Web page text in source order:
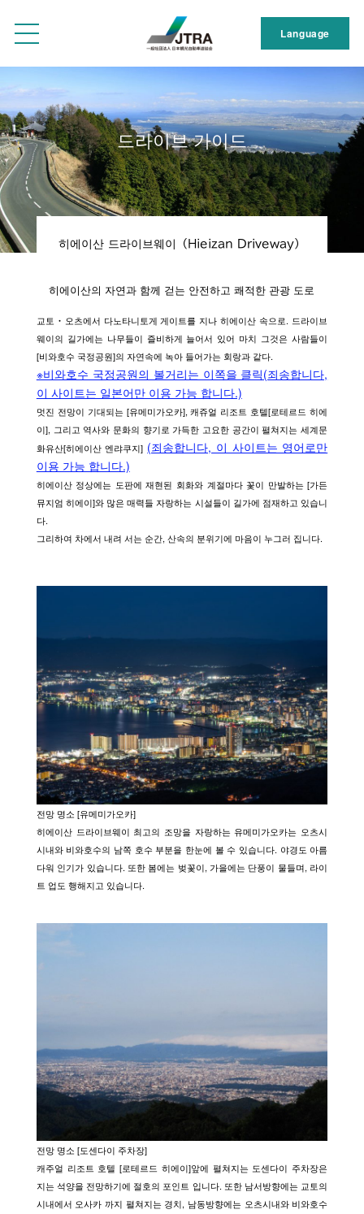
Language
드라이브 가이드
히에이산 드라이브웨이（Hieizan Driveway）
히에이산의 자연과 함께 걷는 안전하고 쾌적한 관광 도로
교토・오츠에서 다노타니토게 게이트를 지나 히에이산 속으로. 드라이브
웨이의 길가에는 나무들이 즐비하게 늘어서 있어 마치 그것은 사람들이
[비와호수 국정공원]의 자연속에 녹아 들어가는 회랑과 같다.
※비와호수 국정공원의 볼거리는 이쪽을 클릭(죄송합니다,
이 사이트는 일본어만 이용 가능 합니다.)
멋진 전망이 기대되는 [유메미가오카], 캐쥬얼 리조트 호텔[로테르드 히에
이], 그리고 역사와 문화의 향기로 가득한 고요한 공간이 펼쳐지는 세계문
화유산[히에이산 엔랴쿠지] (죄송합니다, 이 사이트는 영어로만
이용 가능 합니다.)
히에이산 정상에는 도판에 재현된 회화와 계절마다 꽃이 만발하는 [가든
뮤지엄 히에이]와 많은 매력들 자랑하는 시설들이 길가에 점재하고 있습니
다.
그리하여 차에서 내려 서는 순간, 산속의 분위기에 마음이 누그러 집니다.
전망 명소 [유메미가오카]
히에이산 드라이브웨이 최고의 조망을 자랑하는 유메미가오카는 오츠시
시내와 비와호수의 남쪽 호수 부분을 한눈에 볼 수 있습니다. 야경도 아름
다워 인기가 있습니다. 또한 봄에는 벚꽃이, 가을에는 단풍이 물들며, 라이
트 업도 행해지고 있습니다.
전망 명소 [도센다이 주차장]
캐주얼 리조트 호텔 [로테르드 히에이]앞에 펼쳐지는 도센다이 주차장은
지는 석양을 전망하기에 절호의 포인트 입니다. 또한 남서방향에는 교토의
시내에서 오사카 까지 펼쳐지는 경치, 남동방향에는 오츠시내와 비와호수